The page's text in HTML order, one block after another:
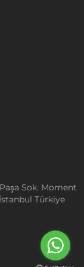
Sok. Moment
Türkiye